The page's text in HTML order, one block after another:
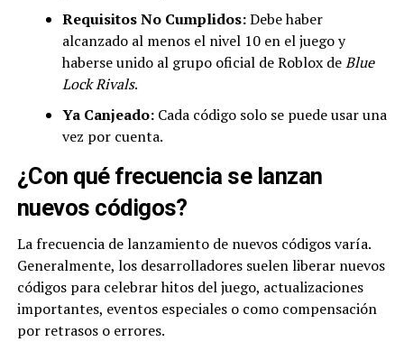
Requisitos No Cumplidos:Debe haber
alcanzado al menos el nivel 10 en el juego y
haberse unido al grupo oficial de Roblox deBlue
Lock Rivals.
Ya Canjeado:Cada código solo se puede usar una
vez por cuenta.
¿Con qué frecuencia se lanzan
nuevos códigos?
La frecuencia de lanzamiento de nuevos códigos varía.
Generalmente, los desarrolladores suelen liberar nuevos
códigos para celebrar hitos del juego, actualizaciones
importantes, eventos especiales o como compensación
por retrasos o errores.